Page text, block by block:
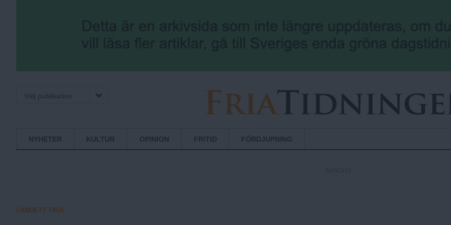
Välj publikation
F
i
NYHETER KULTUR OPINION FRITID FÖRDJUPNING
LANDETS FRIA